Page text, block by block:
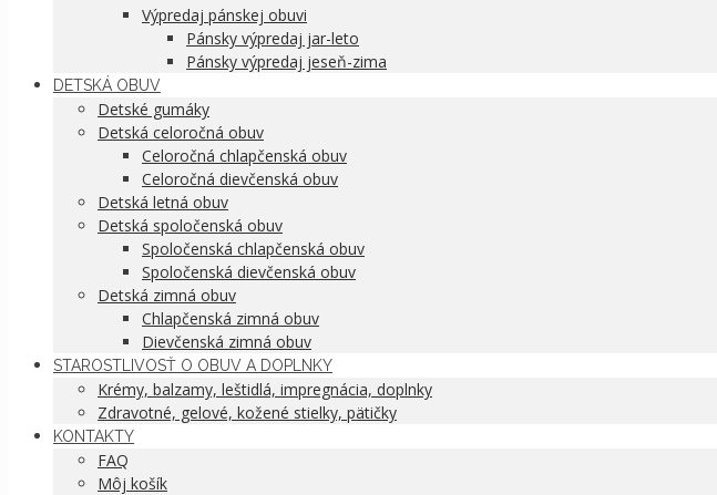
Výpredaj pánskej obuvi
Pánsky výpredaj jar-leto
Pánsky výpredaj jeseň-zima
DETSKÁ OBUV
Detské gumáky
Detská celoročná obuv
Celoročná chlapčenská obuv
Celoročná dievčenská obuv
Detská letná obuv
Detská spoločenská obuv
Spoločenská chlapčenská obuv
Spoločenská dievčenská obuv
Detská zimná obuv
Chlapčenská zimná obuv
Dievčenská zimná obuv
STAROSTLIVOSŤ O OBUV A DOPLNKY
Krémy, balzamy, leštidlá, impregnácia, doplnky
Zdravotné, gelové, kožené stielky, pätičky
KONTAKTY
FAQ
Môj košík